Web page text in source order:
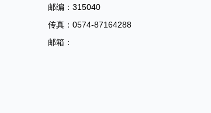
邮编：315040
传真：0574-87164288
邮箱：